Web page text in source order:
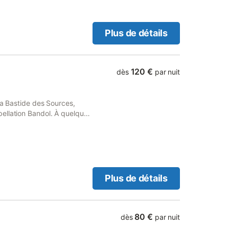
Plus de détails
Bastide des Sources,
Bandol. À quelques
d'Azur, à 10
recevoir de 2 à 5
dès 120 € par nuit
Plus de détails
dès 80 € par nuit